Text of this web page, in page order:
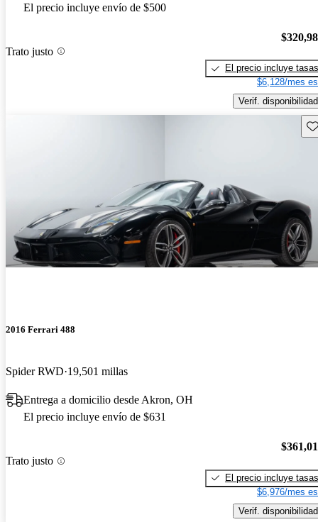
El precio incluye envío de $500
Trato justo
El precio incluye tasas
$6,128/mes
Verif. disponibilidad
2016 Ferrari 488
Spider RWD 19,501 millas
Entrega a domicilio desde Akron, OH
El precio incluye envío de $631
Trato justo
El precio incluye tasas
$6,976/mes
Verif. disponibilidad